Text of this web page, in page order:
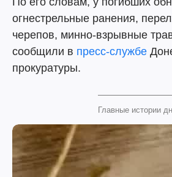
огнестрельные ранения,
черепов, минно-взрывные
сообщили в пресс-службе
прокуратуры.
Главные истории